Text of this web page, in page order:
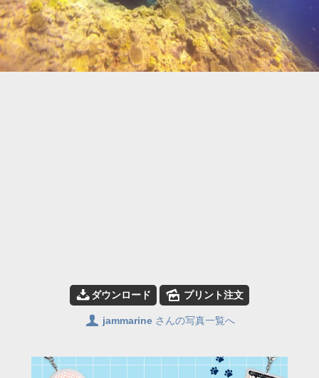
📥ダウンロード 🌄 プリント注文
👤 jammarineさんの写真一覧へ